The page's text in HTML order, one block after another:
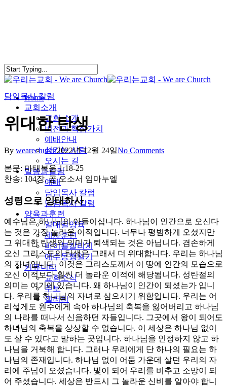
search
Menu Home
교회소개
교회 소개
비전과 핵심가치
예배안내
섬기는 사람
오시는 길
말씀과칼럼
예배
담임목사 칼럼
담임목사 칼럼
양육과훈련
일대일양육
제자훈련
바이블칼리지
예수동행일기
커뮤니티
교회소식
주보
갤러리
youtube
soundcloud
search
담임목사 칼럼
위대한 탄생
By wearechurch2022년 12월 24일No Comments
본문: 마태복음 1:18-25
찬송: 104장. 곧 오소서 임마누엘
성령으로 잉태하사
예수님은 하나님의 아들이십니다. 하나님이 인간으로 오신다
는 것은 가장 놀라운 이적입니다. 너무나 평범하게 오셨지만
그 위대한 탄생의 의미가 퇴색되는 것은 아닙니다. 겸손하게
오신 그리스도의 탄생은 그래서 더 위대합니다. 우리는 하나님
의 자녀입니다. 이것은 그리스도께서 이 땅에 인간의 모습으로
오신 이적보다 훨씬 더 놀라운 이적에 해당됩니다. 성탄절의
의미는 여기에 있습니다. 왜 하나님이 인간이 되셨는가 입니
다. 우리를 하나님의 자녀로 삼으시기 위함입니다. 우리는 어
리석게도 원수에게 속아 하나님의 축복을 잃어버리고 하나님
의 나라를 떠나서 신음하던 자들입니다. 그곳에서 왕이 되어도
하나님의 축복을 상상할 수 없습니다. 이 세상은 하나님 없이
도 살 수 있다고 말하는 곳입니다. 하나님을 인정하지 않고 하
나님을 거북해 합니다. 그러나 우리에게 단 하나의 필요는 하
나님의 존재입니다. 하나님 없이 어둠 가운데 살던 우리의 자
리에 주님이 오셨습니다. 빛이 되어 우리를 비추고 소망이 되
어 주셨습니다. 세상은 반드시 그 놀라운 신비를 알아야 합니